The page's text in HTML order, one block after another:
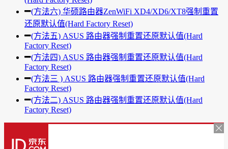
(方法六) 华硕路由器ZenWiFi XD4/XD6/XT8强制重置
还原默认值(Hard Factory Reset)
(方法五) ASUS 路由器强制重置还原默认值(Hard
Factory Reset)
(方法四) ASUS 路由器强制重置还原默认值(Hard
Factory Reset)
(方法三 ) ASUS 路由器强制重置还原默认值(Hard
Factory Reset)
(方法二) ASUS 路由器强制重置还原默认值(Hard
Factory Reset)